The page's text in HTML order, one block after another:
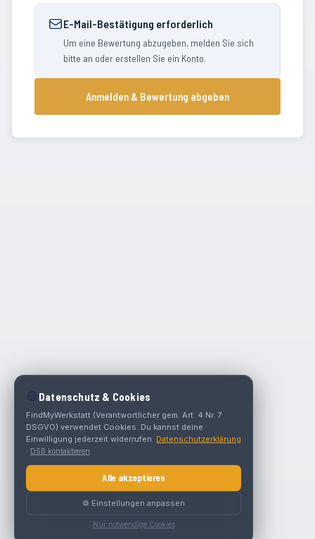
E-Mail-Bestätigung erforderlich
Um eine Bewertung abzugeben, melden Sie sich
bitte an oder erstellen Sie ein Konto.
Anmelden & Bewertung abgeben
🍪 Datenschutz & Cookies
FindMyWerkstatt (Verantwortlicher gem. Art. 4 Nr. 7
DSGVO) verwendet Cookies. Du kannst deine
Einwilligung jederzeit widerrufen. Datenschutzerklärung
· DSB kontaktieren
Alle akzeptieren
⚙️ Einstellungen anpassen
Nur notwendige Cookies